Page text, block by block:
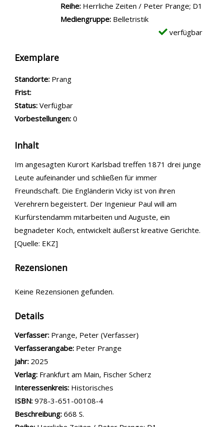
Reihe: Herrliche Zeiten / Peter Prange; D1
Mediengruppe: Belletristik
verfügbar
Exemplare
Standorte: Prang
Frist:
Status: Verfügbar
Vorbestellungen: 0
Inhalt
Im angesagten Kurort Karlsbad treffen 1871 drei junge
Leute aufeinander und schließen für immer
Freundschaft. Die Engländerin Vicky ist von ihren
Verehrern begeistert. Der Ingenieur Paul will am
Kurfürstendamm mitarbeiten und Auguste, ein
begnadeter Koch, entwickelt äußerst kreative Gerichte.
[Quelle: EKZ]
Rezensionen
Keine Rezensionen gefunden.
Details
Verfasser: Suche nach diesem Verfasser
Prange, Peter (Verfasser)
Verfasserangabe: Peter Prange
Jahr: 2025
Verlag: Frankfurt am Main, Fischer Scherz
opens in new tab
Diesen Link in neuem Tab öffnen
Suche nach dieser Systematik
Interessenkreis: Suche nach diesem Interessenskreis
Historisches
ISBN: 978-3-651-00108-4
Beschreibung: 668 S.